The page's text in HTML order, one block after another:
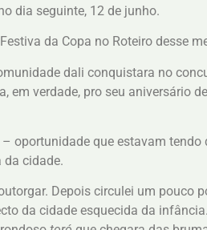
dia seguinte, 12 de junho.
da Copa no Roteiro desse
dali conquistara no
em verdade, pro seu aniversário
oportunidade que estavam tendo
da cidade.
Depois circulei um pouco
da cidade esquecida da